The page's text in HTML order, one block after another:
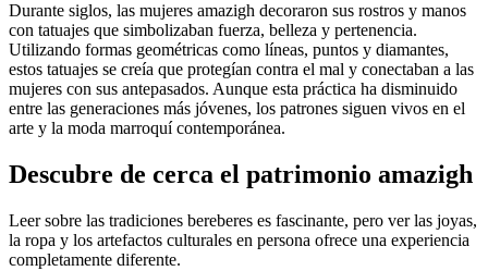
Durante siglos, las mujeres amazigh decoraron sus rostros y manos
con tatuajes que simbolizaban fuerza, belleza y pertenencia.
Utilizando formas geométricas como líneas, puntos y diamantes,
estos tatuajes se creía que protegían contra el mal y conectaban a las
mujeres con sus antepasados. Aunque esta práctica ha disminuido
entre las generaciones más jóvenes, los patrones siguen vivos en el
arte y la moda marroquí contemporánea.
Descubre de cerca el patrimonio amazigh
Leer sobre las tradiciones bereberes es fascinante, pero ver las joyas,
la ropa y los artefactos culturales en persona ofrece una experiencia
completamente diferente.